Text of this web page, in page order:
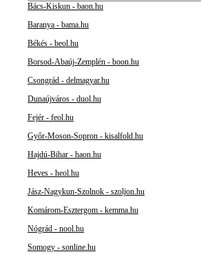
Bács-Kiskun - baon.hu
Baranya - bama.hu
Békés - beol.hu
Borsod-Abaúj-Zemplén - boon.hu
Csongrád - delmagyar.hu
Dunaújváros - duol.hu
Fejér - feol.hu
Győr-Moson-Sopron - kisalfold.hu
Hajdú-Bihar - haon.hu
Heves - heol.hu
Jász-Nagykun-Szolnok - szoljon.hu
Komárom-Esztergom - kemma.hu
Nógrád - nool.hu
Somogy - sonline.hu